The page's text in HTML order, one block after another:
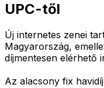
UPC-től
Új internetes zenei
Magyarország,
díjmentesen elérhető
Az alacsony fix